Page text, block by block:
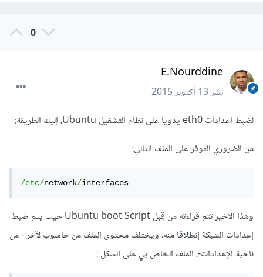
0
E.Nourddine
نشر13 أكتوبر 2015
لضبط إعدادات eth0 يدويا على نظام التشغيل Ubuntu، إليك الطريقة:
من الضروري التوفر على الملف التالي:
/etc/network/interfaces
وهذا الأخير تتم قراءته من قِبل Ubuntu boot Script حيث يثم ضبط
إعدادات الشبكة إنطلاقا منه، ويختلف محتوى الملف من حاسوب لآخر - من
ناحية الإعدادات-، الملف الخاص بي على الشكل :